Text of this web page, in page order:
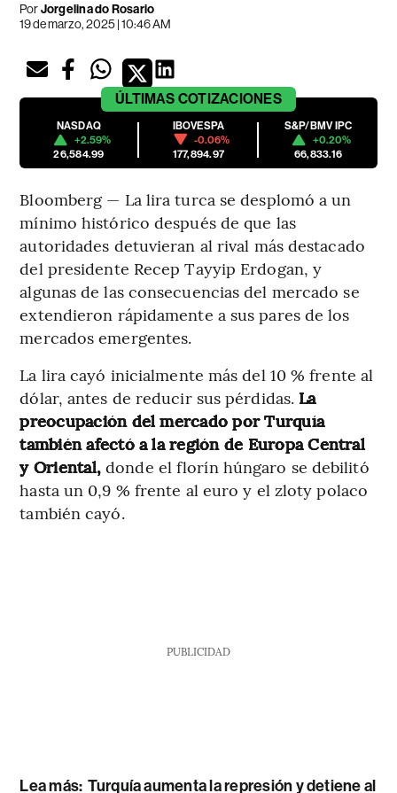
PorJorgelina do Rosario
19 de marzo, 2025 | 10:46 AM
ÚLTIMAS COTIZACIONES
NASDAQ
+2.59%
26,584.99
IBOVESPA
-0.06%
177,894.97
S&P/BMV IPC
+0.20%
66,833.16
Bloomberg — La lira turca se desplomó a un
mínimo histórico después de que las
autoridades detuvieran al rival más destacado
del presidente Recep Tayyip Erdogan, y
algunas de las consecuencias del mercado se
extendieron rápidamente a sus pares de los
mercados emergentes.
La lira cayó inicialmente más del 10 % frente al
dólar, antes de reducir sus pérdidas. La
preocupación del mercado por Turquía
también afectó a la región de Europa Central
y Oriental, donde el florín húngaro se debilitó
hasta un 0,9 % frente al euro y el zloty polaco
también cayó.
PUBLICIDAD
Lea más: Turquía aumenta la represión y detiene al